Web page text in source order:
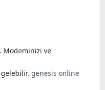
Modeminizi ve
genesis online